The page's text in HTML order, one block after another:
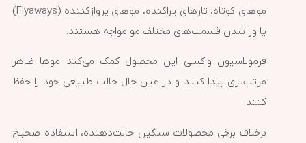
موهای کوتاه، تارهای پراکنده، موهای پروازکننده (Flyaways)
یا وز شدن قسمت‌های مختلف مو مواجه هستند.
فرمولاسیون واکسی این محصول کمک می‌کند موها ظاهر
مرتب‌تری پیدا کنند و در عین حال حالت طبیعی خود را حفظ
کنند.
برخلاف برخی محصولات سنگین حالت‌دهنده، استفاده صحیح